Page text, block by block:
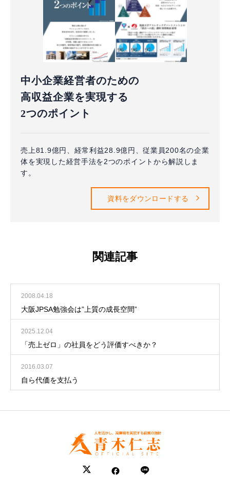
中小企業経営者のための
高収益企業を実現する
2つのポイント
売上81.9億円、経常利益28.9億円、従業員200名の企業
体を実現した経営手法を2つのポイントから解説しま
す。
資料をダウンロードする
関連記事
2008.04.18
大阪JPSA勉強会は”上質の成長空間”
2025.12.04
「売上ゼロ」の社員をどう評価すべきか？
2016.03.07
自ら代価を支払う